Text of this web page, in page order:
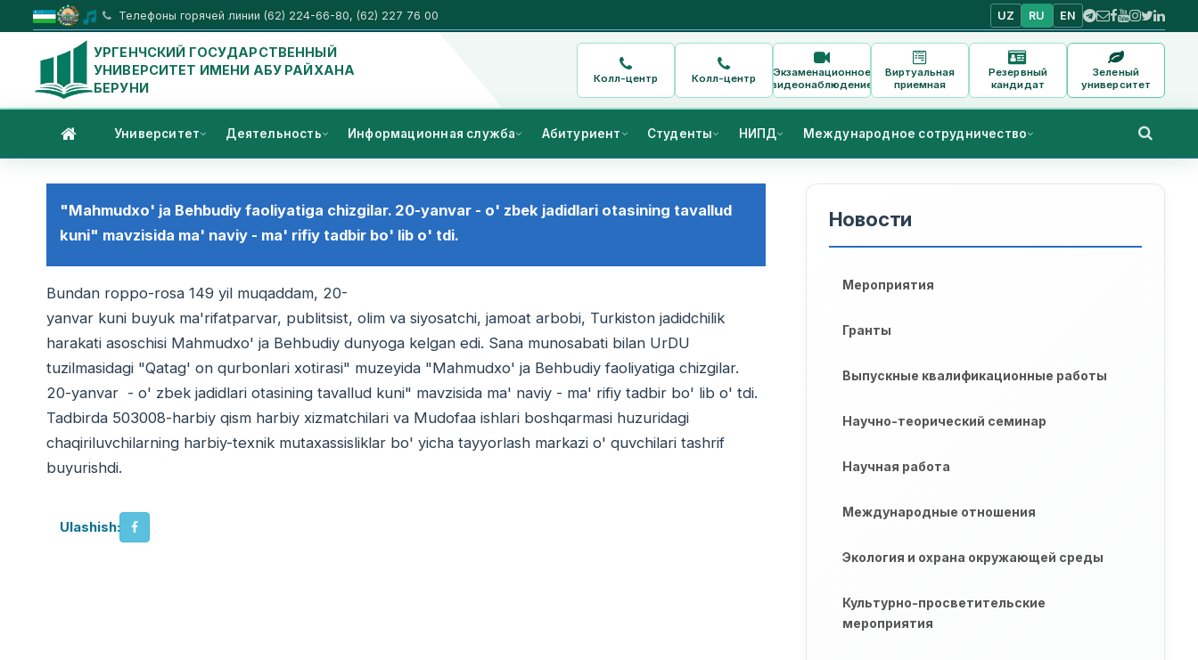
Телефоны горячей линии (62) 224-66-80, (62) 227 76 00 UZ RU EN
УРГЕНЧСКИЙ ГОСУДАРСТВЕННЫЙ
УНИВЕРСИТЕТ ИМЕНИ АБУ РАЙХАНА
БЕРУНИ
Колл-центр Колл-центр
Экзаменационное
видеонаблюдение
Виртуальная
приемная
Резервный
кандидат
Зеленый
университет
Университет Деятельность Информационная служба Абитуриент Студенты НИПД Международное сотрудничество
"Mahmudxo' ja Behbudiy faoliyatiga chizgilar. 20-yanvar - o' zbek jadidlari otasining tavallud
kuni" mavzisida ma' naviy - ma' rifiy tadbir bo' lib o' tdi.
Bundan roppo-rosa 149 yil muqaddam, 20-
yanvar kuni buyuk ma'rifatparvar, publitsist, olim va siyosatchi, jamoat arbobi, Turkiston jadidchilik
harakati asoschisi Mahmudxo' ja Behbudiy dunyoga kelgan edi. Sana munosabati bilan UrDU
tuzilmasidagi "Qatag' on qurbonlari xotirasi" muzeyida "Mahmudxo' ja Behbudiy faoliyatiga chizgilar.
20-yanvar - o' zbek jadidlari otasining tavallud kuni" mavzisida ma' naviy - ma' rifiy tadbir bo' lib o' tdi.
Tadbirda 503008-harbiy qism harbiy xizmatchilari va Mudofaa ishlari boshqarmasi huzuridagi
chaqiriluvchilarning harbiy-texnik mutaxassisliklar bo' yicha tayyorlash markazi o' quvchilari tashrif
buyurishdi.
Ulashish:
Новости
Мероприятия
Гранты
Выпускные квалификационные работы
Научно-теорический семинар
Научная работа
Международные отношения
Экология и охрана окружающей среды
Культурно-просветительские
мероприятия